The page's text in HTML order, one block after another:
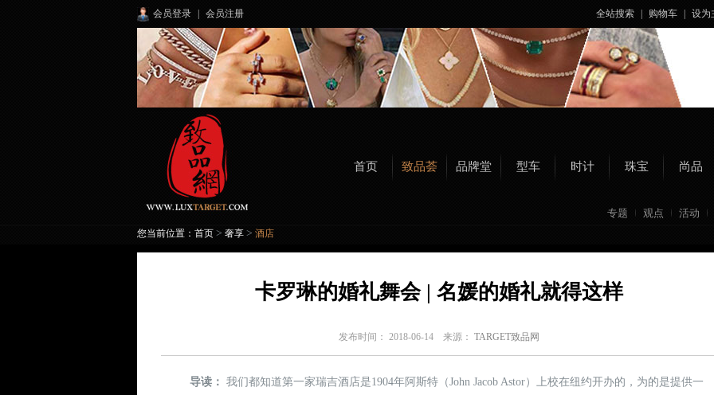
会员登录 会员注册 全站搜索 购物车 设为
首页 致品荟 品牌堂 型车 时计 珠宝 尚品
专题 观点 活动
您当前位置： 首页 > 奢享 > 酒店
卡罗琳的婚礼舞会 | 名媛的婚礼就得这样
发布时间： 2018-06-14 来源：TARGET致品网
导读： 我们都知道第一家瑞吉酒店是1904年阿斯特（John Jacob Astor）上校在纽约开办的，为的是提供一